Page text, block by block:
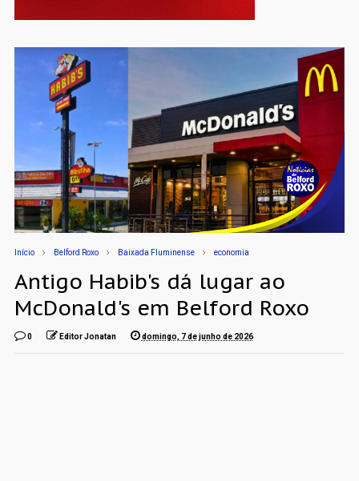
Início Belford Roxo Baixada Fluminense economia
Antigo Habib's dá lugar ao
McDonald's em Belford Roxo
0 Editor Jonatan domingo, 7 de junho de 2026